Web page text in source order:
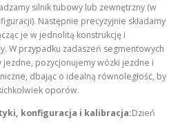
silnik tubowy lub zewnętrzny (w
Następnie precyzyjnie składamy
je w jednolitą konstrukcję i
W przypadku zadaszeń segmentowych
jezdne, pozycjonujemy wózki jezdne i
dbając o idealną równoległość, by
oporów.
konfiguracja i kalibracja:Dzień